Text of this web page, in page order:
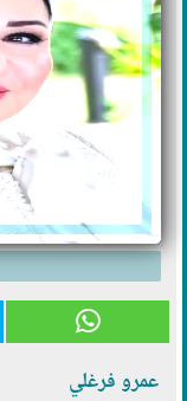
عمرو فرغلي